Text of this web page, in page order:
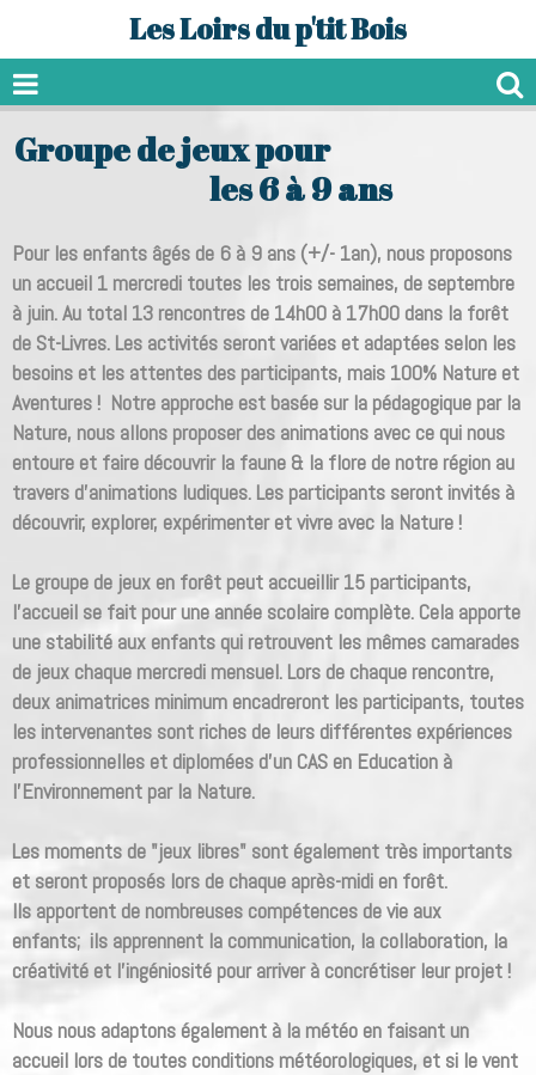
Les Loirs du p'tit Bois
Groupe de jeux pour
les 6 à 9 ans
Pour les enfants âgés de 6 à 9 ans (+/- 1an), nous proposons
un accueil 1 mercredi toutes les trois semaines, de septembre
à juin. Au total 13 rencontres de 14h00 à 17h00 dans la forêt
de St-Livres. Les activités seront variées et adaptées selon les
besoins et les attentes des participants, mais 100% Nature et
Aventures ! Notre approche est basée sur la pédagogique par la
Nature, nous allons proposer des animations avec ce qui nous
entoure et faire découvrir la faune & la flore de notre région au
travers d'animations ludiques. Les participants seront invités à
découvrir, explorer, expérimenter et vivre avec la Nature !
Le groupe de jeux en forêt peut accueillir 15 participants,
l'accueil se fait pour une année scolaire complète. Cela apporte
une stabilité aux enfants qui retrouvent les mêmes camarades
de jeux chaque mercredi mensuel. Lors de chaque rencontre,
deux animatrices minimum encadreront les participants, toutes
les intervenantes sont riches de leurs différentes expériences
professionnelles et diplomées d'un CAS en Education à
l'Environnement par la Nature.
Les moments de "jeux libres" sont également très importants
et seront proposés lors de chaque après-midi en forêt.
Ils apportent de nombreuses compétences de vie aux
enfants; ils apprennent la communication, la collaboration, la
créativité et l'ingéniosité pour arriver à concrétiser leur projet !
Nous nous adaptons également à la météo en faisant un
accueil lors de toutes conditions météorologiques, et si le vent